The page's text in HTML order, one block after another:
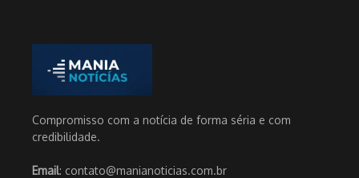
Compromisso com a notícia de forma séria e com
credibilidade.
Email: contato@manianoticias.com.br